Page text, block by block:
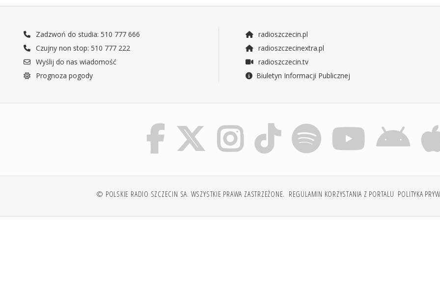
Zadzwoń do studia: 510 777 666
Czujny non stop: 510 777 222
Wyślij do nas wiadomość
Prognoza pogody
radioszczecin.pl
radioszczecinextra.pl
radioszczecin.tv
Biuletyn Informacji Publicznej
© POLSKIE RADIO SZCZECIN SA. WSZYSTKIE PRAWA ZASTRZEŻONE. REGULAMIN KORZYSTANIA Z PORTALU POLITYKA